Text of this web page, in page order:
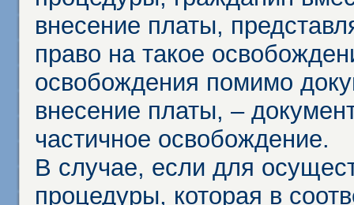
внесение платы,
право на такое
освобождения помимо
внесение платы, –
частичное освобождение.
В случае, если для
процедуры, которая в